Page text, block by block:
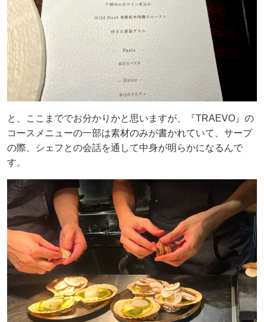
と、ここまででお分かりかと思いますが、『TRAEVO』の
コースメニューの一部は素材のみが書かれていて、サーブ
の際、シェフとの会話を通して中身が明らかになるんで
す。